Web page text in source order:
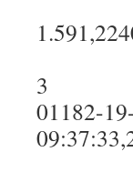
3
01182-